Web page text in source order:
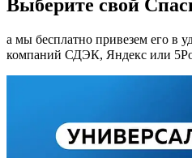
Выберите свой
а мы бесплатно привезем его в
компаний СДЭК, Яндекс или